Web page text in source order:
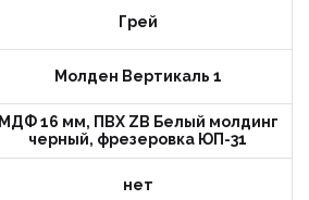
Грей
Молден Вертикаль 1
МДФ 16 мм, ПВХ ZB Белый молдинг
черный, фрезеровка ЮП-31
нет